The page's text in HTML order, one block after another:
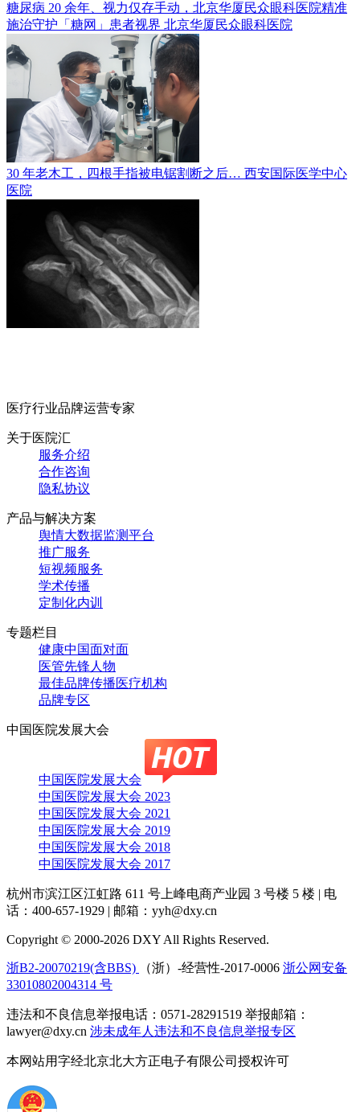
糖尿病 20 余年、视力仅存手动，北京华厦民众眼科医院精准
施治守护「糖网」患者视界 北京华厦民众眼科医院
30 年老木工，四根手指被电锯割断之后… 西安国际医学中心
医院
医疗行业品牌运营专家
关于医院汇
服务介绍
合作咨询
隐私协议
产品与解决方案
舆情大数据监测平台
推广服务
短视频服务
学术传播
定制化内训
专题栏目
健康中国面对面
医管先锋人物
最佳品牌传播医疗机构
品牌专区
中国医院发展大会
中国医院发展大会
中国医院发展大会 2023
中国医院发展大会 2021
中国医院发展大会 2019
中国医院发展大会 2018
中国医院发展大会 2017
杭州市滨江区江虹路 611 号上峰电商产业园 3 号楼 5 楼 | 电
话：400-657-1929 | 邮箱：yyh@dxy.cn
Copyright © 2000-2026 DXY All Rights Reserved.
浙B2-20070219(含BBS) （浙）-经营性-2017-0006 浙公网安备
33010802004314 号
违法和不良信息举报电话：0571-28291519 举报邮箱：
lawyer@dxy.cn 涉未成年人违法和不良信息举报专区
本网站用字经北京北大方正电子有限公司授权许可